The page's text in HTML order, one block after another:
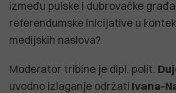
između pulske i dubrovačke
referendumske inicijative u
medijskih naslova?
Moderator tribine je dipl. polit.
uvodno izlaganje održati Ivana-